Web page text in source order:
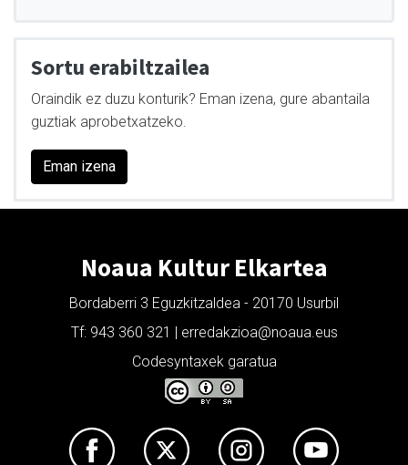
Sortu erabiltzailea
Oraindik ez duzu konturik? Eman izena, gure abantaila
guztiak aprobetxatzeko.
Noaua Kultur Elkartea
Bordaberri 3 Eguzkitzaldea - 20170 Usurbil
Tf: 943 360 321 | erredakzioa@noaua.eus
Codesyntaxek garatua